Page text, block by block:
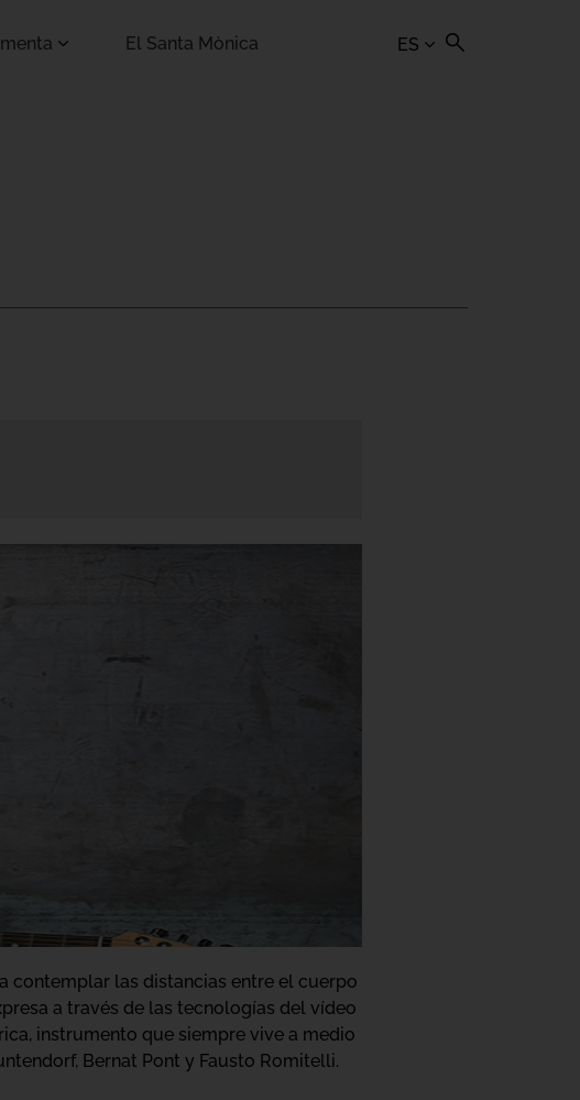
ES
El Santa Mònica
contemplar las distancias entre el cuerpo
a través de las tecnologías del vídeo
instrumento que siempre vive a medio
Bernat Pont y Fausto Romitelli.